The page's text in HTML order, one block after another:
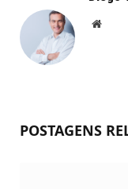
POSTAGENS